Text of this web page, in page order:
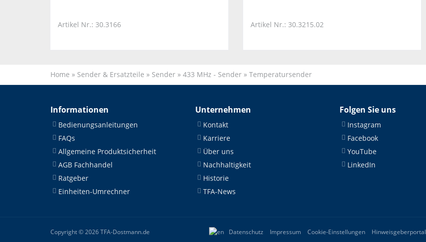
Artikel Nr.: 30.3166 Artikel Nr.: 30.3215.02
Home » Sender & Ersatzteile » Sender » 433 MHz - Sender » Temperatursender
Informationen
Bedienungsanleitungen
FAQs
Allgemeine Produktsicherheit
AGB Fachhandel
Ratgeber
Einheiten-Umrechner
Unternehmen
Kontakt
Karriere
Über uns
Nachhaltigkeit
Historie
TFA-News
Folgen Sie uns
Instagram
Facebook
YouTube
LinkedIn
Copyright © 2026 TFA-Dostmann.de Datenschutz Impressum Cookie-Einstellungen Hinweisgeberportal